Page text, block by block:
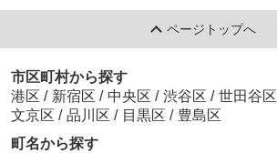
ページトップへ
市区町村から探す
港区 / 新宿区 / 中央区 / 渋谷区 / 世田谷区
文京区 / 品川区 / 目黒区 / 豊島区
町名から探す